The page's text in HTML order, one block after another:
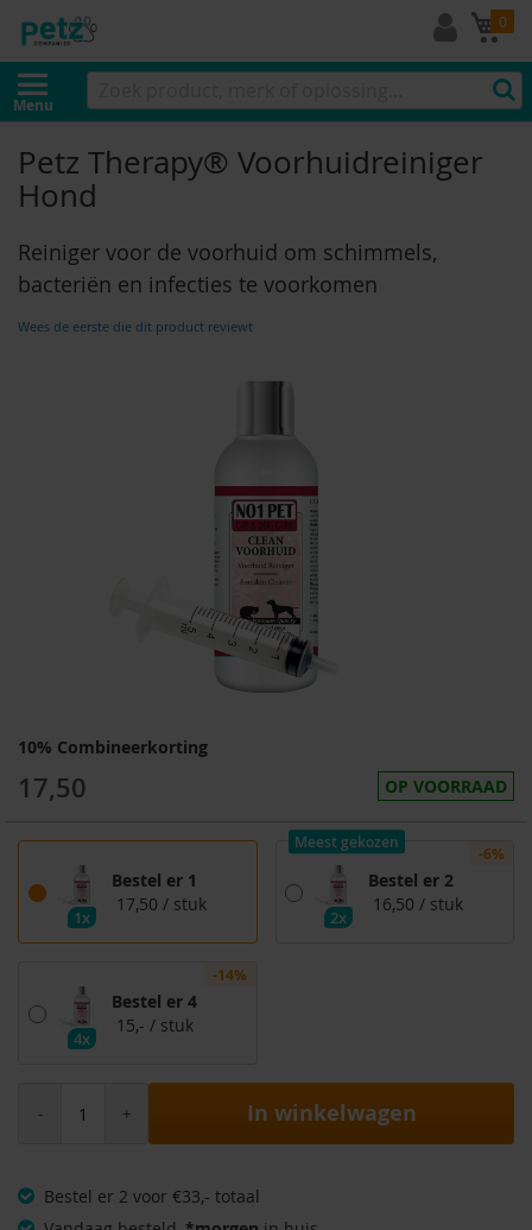
0
Menu
Petz Therapy® Voorhuidreiniger
Hond
Reiniger voor de voorhuid om schimmels,
bacteriën en infecties te voorkomen
Wees de eerste die dit product reviewt
10% Combineerkorting
17,50 OP VOORRAAD
1x
Bestel er 1
17,50 / stuk
-6%
Meest gekozen
2x
Bestel er 2
16,50 / stuk
-14%
4x
Bestel er 4
15,- / stuk
In winkelwagen
Bestel er 2 voor €33,- totaal